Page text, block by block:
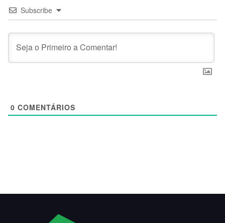
Subscribe
0 COMENTÁRIOS